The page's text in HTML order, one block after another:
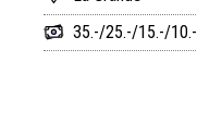
35.-/25.-/15.-/10.-